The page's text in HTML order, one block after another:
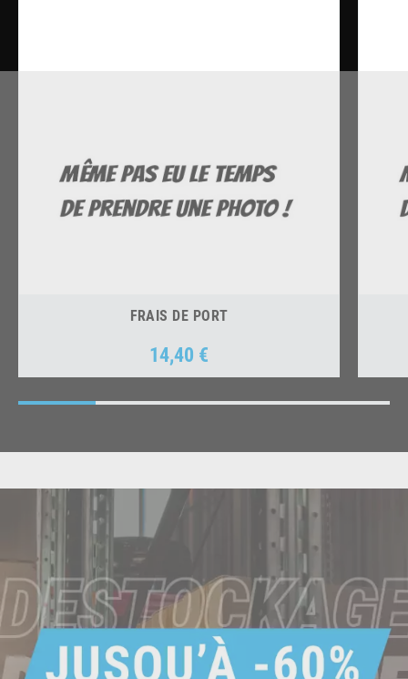
FRAIS DE PORT
Prix
14,40 €